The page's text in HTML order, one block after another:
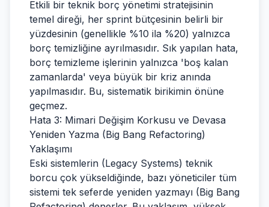
Etkili bir teknik borç yönetimi stratejisinin
temel direği, her sprint bütçesinin belirli bir
yüzdesinin (genellikle %10 ila %20) yalnızca
borç temizliğine ayrılmasıdır. Sık yapılan hata,
borç temizleme işlerinin yalnızca 'boş kalan
zamanlarda' veya büyük bir kriz anında
yapılmasıdır. Bu, sistematik birikimin önüne
geçmez.
Hata 3: Mimari Değişim Korkusu ve Devasa
Yeniden Yazma (Big Bang Refactoring)
Yaklaşımı
Eski sistemlerin (Legacy Systems) teknik
borcu çok yükseldiğinde, bazı yöneticiler tüm
sistemi tek seferde yeniden yazmayı (Big Bang